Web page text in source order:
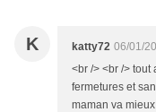
K katty72 06/01/
<br /> <br /> tout
fermetures et
maman va